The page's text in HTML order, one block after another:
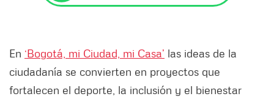
En ‘Bogotá, mi Ciudad, mi Casa’ las ideas de la
ciudadanía se convierten en proyectos que
fortalecen el deporte, la inclusión y el bienestar